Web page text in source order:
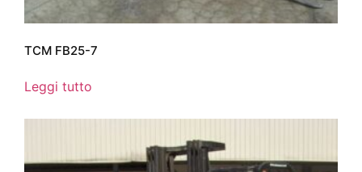
TCM FB25-7
Leggi tutto